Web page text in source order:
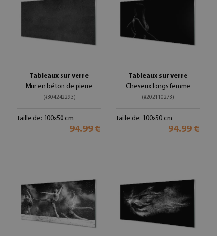
Tableaux sur verre
Mur en béton de pierre
(#304242293)
taille de: 100x50 cm
94.99 €
Tableaux sur verre
Cheveux longs femme
(#202110273)
taille de: 100x50 cm
94.99 €